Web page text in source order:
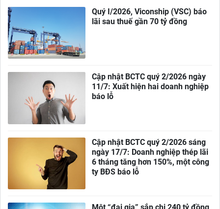
Quý I/2026, Viconship (VSC) báo
lãi sau thuế gần 70 tỷ đồng
Cập nhật BCTC quý 2/2026 ngày
11/7: Xuất hiện hai doanh nghiệp
báo lỗ
Cập nhật BCTC quý 2/2026 sáng
ngày 17/7: Doanh nghiệp thép lãi
6 tháng tăng hơn 150%, một công
ty BĐS báo lỗ